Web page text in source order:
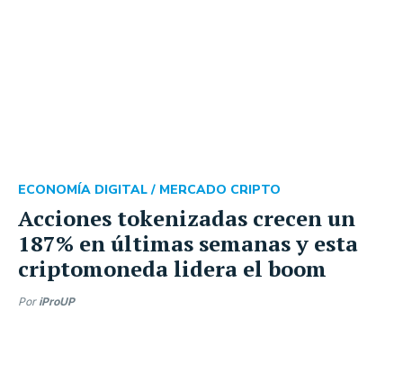
Acciones tokenizadas crecen un
187% en últimas semanas y esta
criptomoneda lidera el boom
ECONOMÍA DIGITAL / MERCADO CRIPTO
Por iProUP